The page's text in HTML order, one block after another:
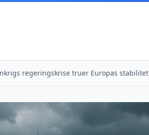
regeringskrise truer Europas stabilitet